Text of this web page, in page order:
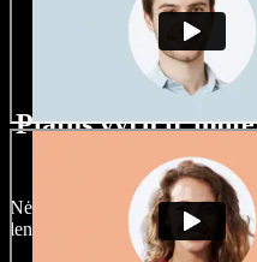
Platus vyrų ir
su
Nėra dviejų vienodų projektų.
lengvai juos prisitaikykite.